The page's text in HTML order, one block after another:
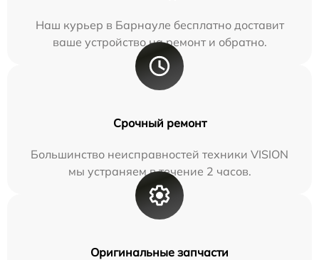
Наш курьер в Барнауле бесплатно доставит
ваше устройство на ремонт и обратно.
Срочный ремонт
Большинство неисправностей техники VISION
мы устраняем в течение 2 часов.
Оригинальные запчасти